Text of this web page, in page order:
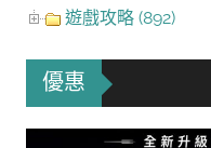
遊戲攻略 (892)
優惠